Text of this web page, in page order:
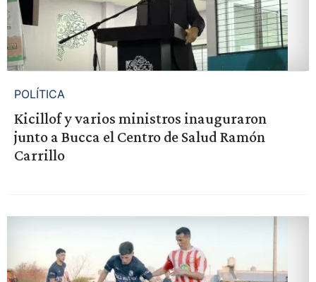
POLÍTICA
Kicillof y varios ministros inauguraron
junto a Bucca el Centro de Salud Ramón
Carrillo